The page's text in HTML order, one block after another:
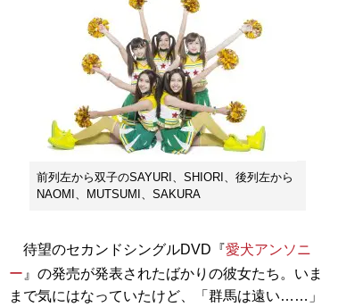
前列左から双子のSAYURI、SHIORI、後列左から
NAOMI、MUTSUMI、SAKURA
待望のセカンドシングルDVD『愛犬アンソニ
ー 』の発売が発表されたばかりの彼女たち。いま
まで気にはなっていたけど、「群馬は遠い……」